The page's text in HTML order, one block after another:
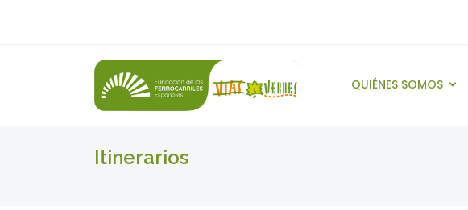
QUIÉNES SOMOS
Itinerarios